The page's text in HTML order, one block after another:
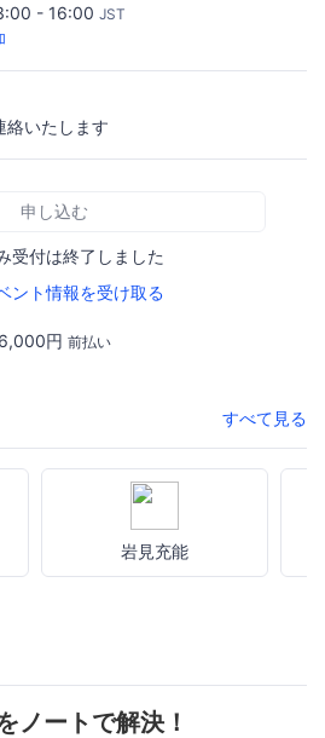
- 16:00 JST
絡いたします
申し込む
受付は終了しました
ント情報を受け取る
6,000円 前払い
すべて見る
岩見充能
ノートで解決！